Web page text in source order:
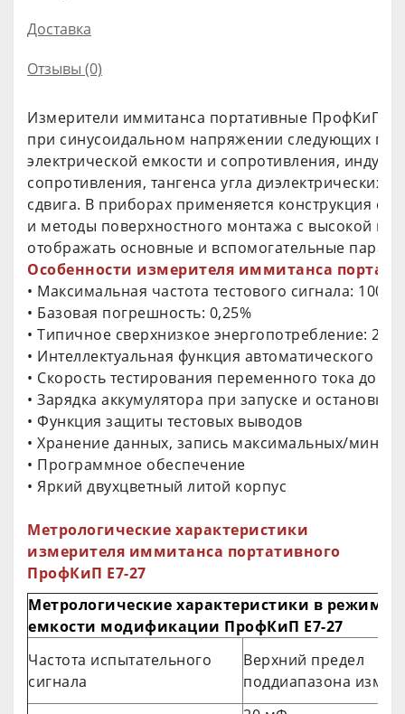
Доставка
Отзывы (0)
Измерители иммитанса портативные ПрофКиП
при синусоидальном напряжении следующих
электрической емкости и сопротивления,
сопротивления, тангенса угла диэлектрических
сдвига. В приборах применяется конструкция
и методы поверхностного монтажа с высокой
отображать основные и вспомогательные
Особенности измерителя иммитанса
• Максимальная частота тестового сигнала: 100
• Базовая погрешность: 0,25%
• Типичное сверхнизкое энергопотребление: 25
• Интеллектуальная функция автоматического
• Скорость тестирования переменного тока до 4
• Зарядка аккумулятора при запуске и остановке
• Функция защиты тестовых выводов
• Хранение данных, запись максимальных/
• Программное обеспечение
• Яркий двухцветный литой корпус
Метрологические характеристики
измерителя иммитанса портативного
ПрофКиП Е7-27
Метрологические характеристики в режиме
емкости модификации ПрофКиП Е7-27
Частота испытательного
сигнала
Верхний предел
поддиапазона